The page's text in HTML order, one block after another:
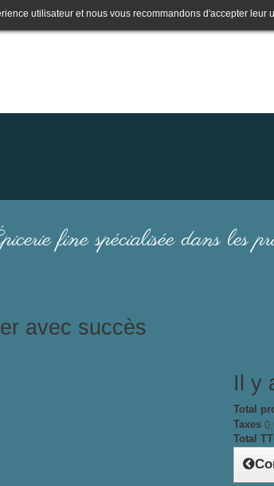
fine spécialisée dans les
avec succès
Il y
Total
Taxes
Total
utilisateur et nous vous recommandons d'accepter